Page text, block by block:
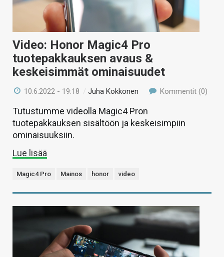
Video: Honor Magic4 Pro
tuotepakkauksen avaus &
keskeisimmät ominaisuudet
10.6.2022 - 19:18 /Juha Kokkonen Kommentit (0)
Tutustumme videolla Magic4 Pron
tuotepakkauksen sisältöön ja keskeisimpiin
ominaisuuksiin.
Lue lisää
Magic4 Pro Mainos honor video